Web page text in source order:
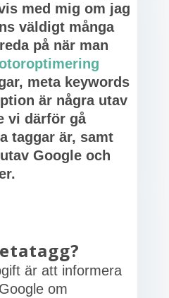
med mig om jag
väldigt många
på när man
meta keywords
är några utav
vi därför gå
taggar är, samt
Google och
är att informera
om